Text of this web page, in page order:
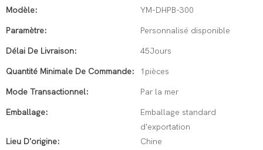
Modèle: YM-DHPB-300
Paramètre: Personnalisé disponible
Délai De Livraison: 45Jours
Quantité Minimale De Commande: 1pièces
Mode Transactionnel: Par la mer
Emballage:
Emballage standard
d'exportation
Lieu D'origine:
Chine